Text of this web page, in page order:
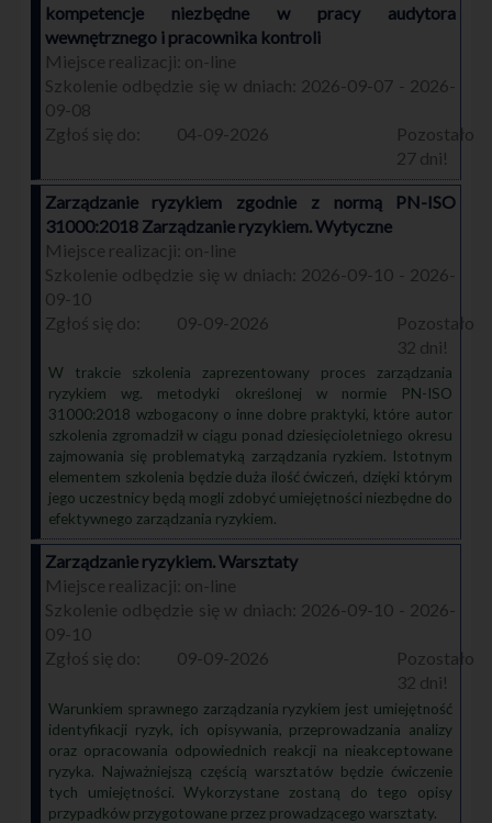
kompetencje niezbędne w pracy audytora
wewnętrznego i pracownika kontroli
on-line
2026-09-07 - 2026-
09-08
04-09-2026
27
Zarządzanie ryzykiem zgodnie z normą PN-ISO
31000:2018 Zarządzanie ryzykiem. Wytyczne
on-line
2026-09-10 - 2026-
09-10
09-09-2026
32
W trakcie szkolenia zaprezentowany proces zarządzania
ryzykiem wg. metodyki określonej w normie PN-ISO
31000:2018 wzbogacony o inne dobre praktyki, które autor
szkolenia zgromadził w ciągu ponad dziesięcioletniego okresu
zajmowania się problematyką zarządzania ryzkiem. Istotnym
elementem szkolenia będzie duża ilość ćwiczeń, dzięki którym
jego uczestnicy będą mogli zdobyć umiejętności niezbędne do
efektywnego zarządzania ryzykiem.
Zarządzanie ryzykiem. Warsztaty
on-line
2026-09-10 - 2026-
09-10
09-09-2026
32
Warunkiem sprawnego zarządzania ryzykiem jest umiejętność
identyfikacji ryzyk, ich opisywania, przeprowadzania analizy
oraz opracowania odpowiednich reakcji na nieakceptowane
ryzyka. Najważniejszą częścią warsztatów będzie ćwiczenie
tych umiejętności. Wykorzystane zostaną do tego opisy
przypadków przygotowane przez prowadzącego warsztaty.